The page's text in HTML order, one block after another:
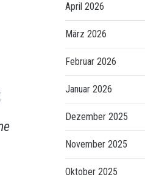
April 2026
März 2026
Februar 2026
Januar 2026
Dezember 2025
November 2025
Oktober 2025